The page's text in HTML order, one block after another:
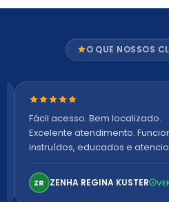
O QUE NOSSOS
Nota 5 de 5 estrelas
Fácil acesso. Bem localizado.
Excelente atendimento.
instruídos, educados e
confortável. Perfeito!
ZR ZENHA REGINA KUSTER